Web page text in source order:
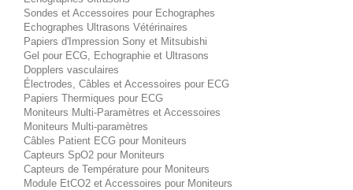
Sondes et Accessoires pour Echographes
Echographes Ultrasons Vétérinaires
Papiers d'Impression Sony et Mitsubishi
Gel pour ECG, Echographie et Ultrasons
Dopplers vasculaires
Électrodes, Câbles et Accessoires pour ECG
Papiers Thermiques pour ECG
Moniteurs Multi-Paramètres et Accessoires
Moniteurs Multi-paramètres
Câbles Patient ECG pour Moniteurs
Capteurs SpO2 pour Moniteurs
Capteurs de Température pour Moniteurs
Module EtCO2 et Accessoires pour Moniteurs